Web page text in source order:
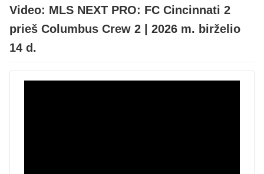
Video: MLS NEXT PRO: FC Cincinnati 2
prieš Columbus Crew 2 | 2026 m. birželio
14 d.